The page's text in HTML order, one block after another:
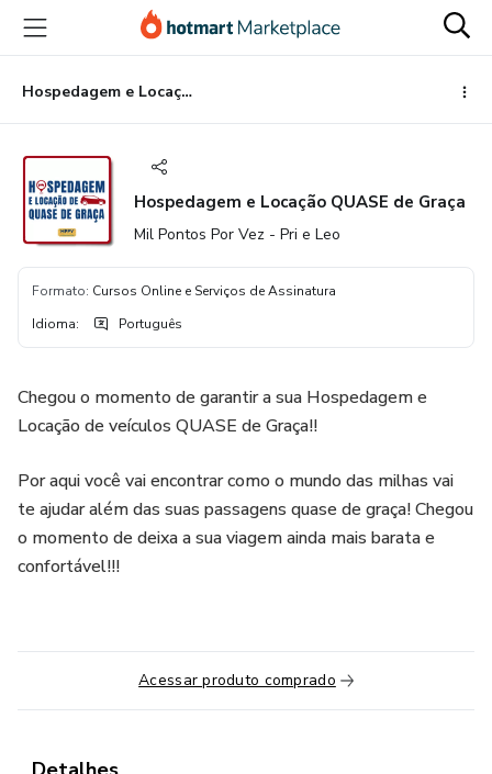
para
conteúdo
principal
para
pagamento
para
rodapé
Hospedagem e Locação QUASE de Graça
Hospedagem e Locação QUASE de Graça
Mil Pontos Por Vez - Pri e Leo
Formato: Cursos Online e Serviços de Assinatura
Idioma: Português
Chegou o momento de garantir a sua Hospedagem e
Locação de veículos QUASE de Graça!!
Por aqui você vai encontrar como o mundo das milhas vai
te ajudar além das suas passagens quase de graça! Chegou
o momento de deixa a sua viagem ainda mais barata e
confortável!!!
Acessar produto comprado